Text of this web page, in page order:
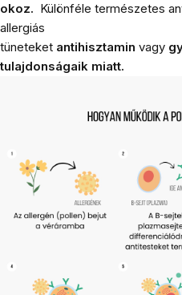
okoz. Különféle természetes
allergiás
tüneteket antihisztamin vagy
tulajdonságaik miatt.